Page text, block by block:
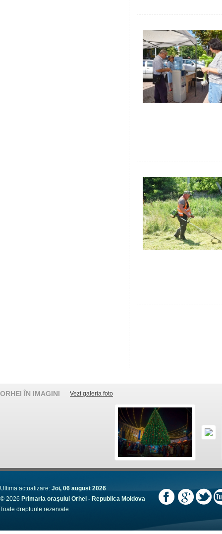
ORHEI ÎN IMAGINI Vezi galeria foto
Ultima actualizare: Joi, 06 august 2026
© 2026 Primaria orașului Orhei - Republica Moldova
Toate drepturile rezervate